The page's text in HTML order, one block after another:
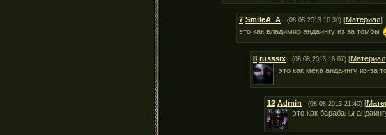
7 SmileA_A (08.08.2013 16:36) [Материал]
это как владимир андаингу из за томбы
8 russsix (08.08.2013 18:07) [Материал
это как мека андаингу из-за
12 Admin (08.08.2013 21:40) [
это как барабаны